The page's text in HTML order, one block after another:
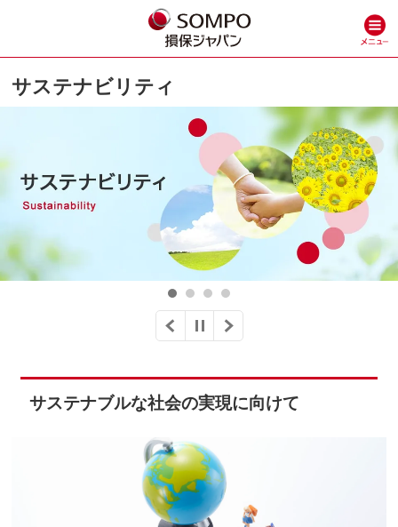
サステナビリティ
1 2 3 4
サステナブルな社会の実現に向けて